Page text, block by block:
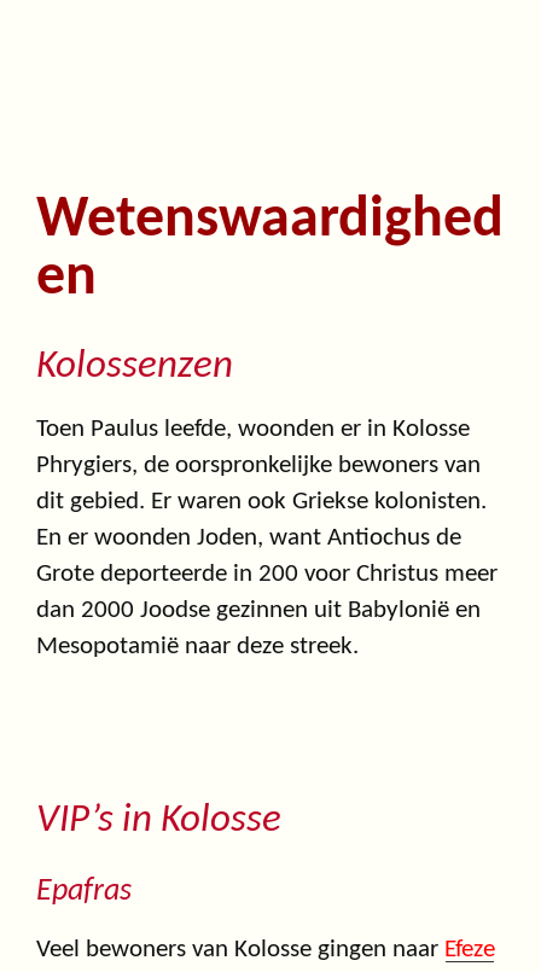
Wetenswaardighed
en
Kolossenzen
Toen Paulus leefde, woonden er in Kolosse
Phrygiers, de oorspronkelijke bewoners van
dit gebied. Er waren ook Griekse kolonisten.
En er woonden Joden, want Antiochus de
Grote deporteerde in 200 voor Christus meer
dan 2000 Joodse gezinnen uit Babylonië en
Mesopotamië naar deze streek.
VIP’s in Kolosse
Epafras
Veel bewoners van Kolosse gingen naar Efeze